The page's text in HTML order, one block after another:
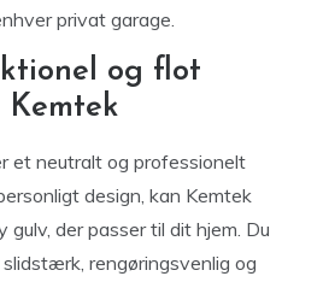
privat garage.
og flot
Kemtek
et neutralt og professionelt
design, kan Kemtek
der passer til dit hjem. Du
rengøringsvenlig og